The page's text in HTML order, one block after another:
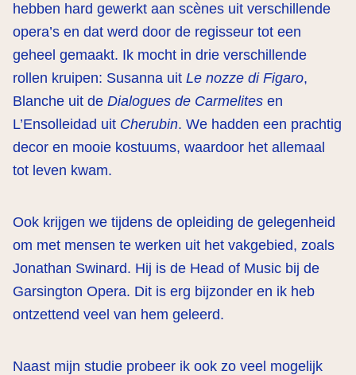
hebben hard gewerkt aan scènes uit verschillende
opera’s en dat werd door de regisseur tot een
geheel gemaakt. Ik mocht in drie verschillende
rollen kruipen: Susanna uit Le nozze di Figaro,
Blanche uit de Dialogues de Carmelites en
L’Ensolleidad uit Cherubin. We hadden een prachtig
decor en mooie kostuums, waardoor het allemaal
tot leven kwam.
Ook krijgen we tijdens de opleiding de gelegenheid
om met mensen te werken uit het vakgebied, zoals
Jonathan Swinard. Hij is de Head of Music bij de
Garsington Opera. Dit is erg bijzonder en ik heb
ontzettend veel van hem geleerd.
Naast mijn studie probeer ik ook zo veel mogelijk